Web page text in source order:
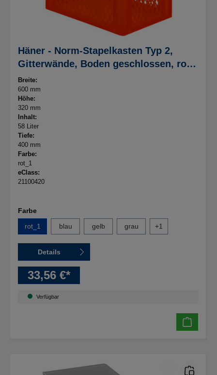
Häner - Norm-Stapelkasten Typ 2,
Gitterwände, Boden geschlossen, rot,
600x400x320mm
Breite:
600 mm
Höhe:
320 mm
Inhalt:
58 Liter
Tiefe:
400 mm
Farbe:
rot_1
eClass:
21100420
Farbe
rot_1
blau gelb grau +1
Details
33,56 €*
Verfügbar